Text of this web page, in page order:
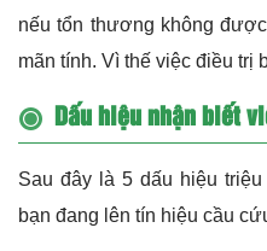
nếu tổn thương không
mãn tính. Vì thế việc điều trị
Dấu hiệu nhận biết
Sau đây là 5 dấu hiệu
bạn đang lên tín hiệu cầu